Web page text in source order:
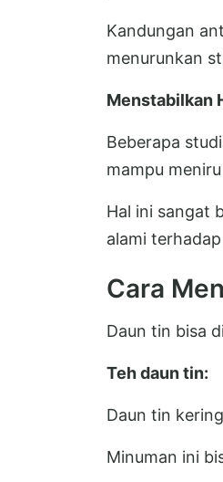
Kandungan
menurunkan
Menstabilkan
Beberapa
mampu
Hal ini sangat
alami
Cara
Daun tin bisa
Teh daun tin:
Daun tin
Minuman ini